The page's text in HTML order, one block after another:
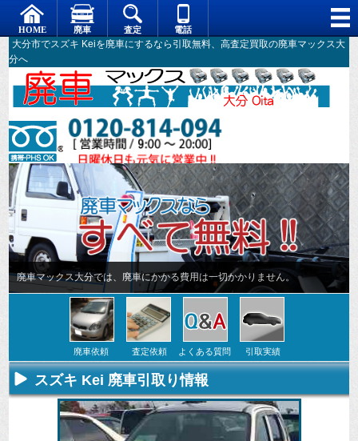
大分市でスズキ Keiを廃車にするなら引取無料、高査定買取の廃車マックス大
分へ
廃車マックス大分では、廃車にかかる費用は一切かかりません。
廃車依頼
不要になった
車の廃車手続
きを行いま
す。
査定依頼
専門スタッフ
がしっかりと
査定いたしま
す。
よくある質問
廃車全般に関
するよくある
質問
にお答えしま
す。
引取実績
た車や下取り
で買取った車
の実績デー
タ。
スズキ Kei 廃車引取り情報